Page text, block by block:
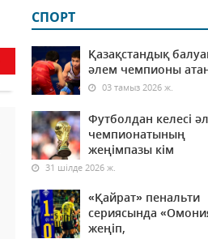
СПОРТ
Қазақстандық
әлем чемпионы
03 тамыз 2026 ж.
Футболдан келесі
чемпионатының
жеңімпазы кім
31 шілде 2026 ж.
«Қайрат» пенальти
сериясында
жеңіп,